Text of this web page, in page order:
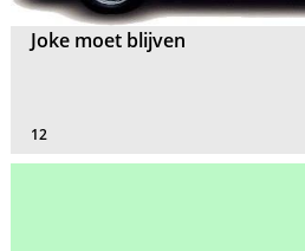
Joke moet blijven
12